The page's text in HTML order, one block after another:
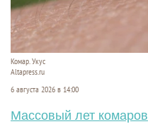
Комар. Укус
Altapress.ru
6 августа 2026 в 14:00
Массовый лет комаров